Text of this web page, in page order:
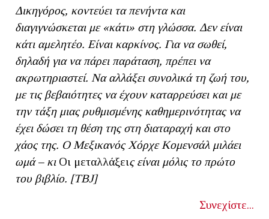
Δικηγόρος, κοντεύει τα πενήντα και
διαγιγνώσκεται με «κάτι» στη γλώσσα. Δεν είναι
κάτι αμελητέο. Είναι καρκίνος. Για να σωθεί,
δηλαδή για να πάρει παράταση, πρέπει να
ακρωτηριαστεί. Να αλλάξει συνολικά τη ζωή του,
με τις βεβαιότητες να έχουν καταρρεύσει και με
την τάξη μιας ρυθμισμένης καθημερινότητας να
έχει δώσει τη θέση της στη διαταραχή και στο
χάος της. Ο Μεξικανός Χόρχε Κομενσάλ μιλάει
ωμά – κι Οι μεταλλάξεις είναι μόλις το πρώτο
του βιβλίο. [ΤΒJ]
Συνεχίστε...